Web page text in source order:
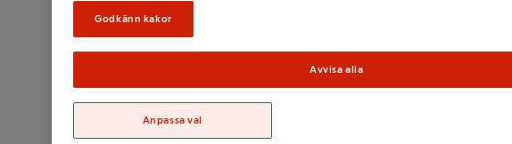
Godkänn kakor
Avvisa alla
Anpassa val